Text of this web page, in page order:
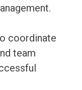
coordinate
team